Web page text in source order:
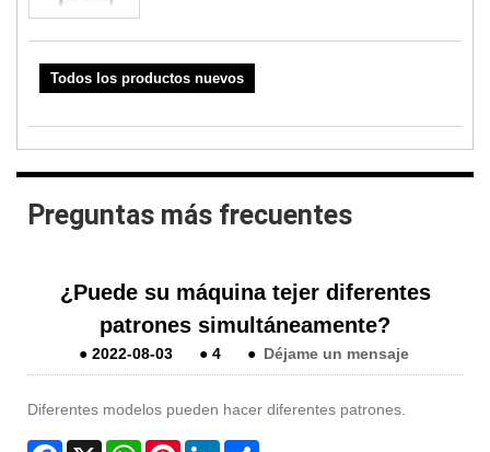
Todos los productos nuevos
Preguntas más frecuentes
¿Puede su máquina tejer diferentes
patrones simultáneamente?
● 2022-08-03 ● 4 ● Déjame un mensaje
Diferentes modelos pueden hacer diferentes patrones.
Facebook
X WhatsAppPinterestLinkedIn